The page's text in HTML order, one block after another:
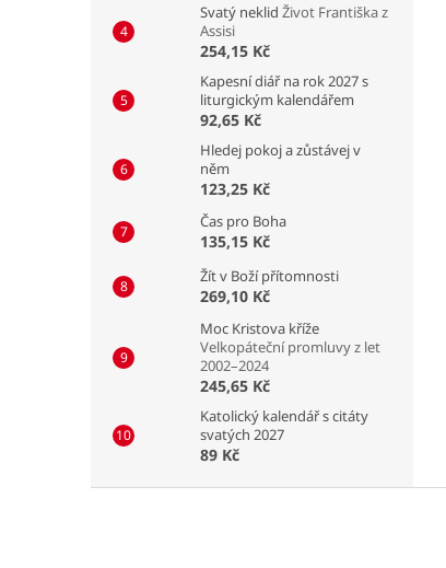
Svatý neklid Život Františka z
Assisi
254,15 Kč
Kapesní diář na rok 2027 s
liturgickým kalendářem
92,65 Kč
Hledej pokoj a zůstávej v
něm
123,25 Kč
Čas pro Boha
135,15 Kč
Žít v Boží přítomnosti
269,10 Kč
Moc Kristova kříže
Velkopáteční promluvy z let
2002–2024
245,65 Kč
Katolický kalendář s citáty
svatých 2027
89 Kč